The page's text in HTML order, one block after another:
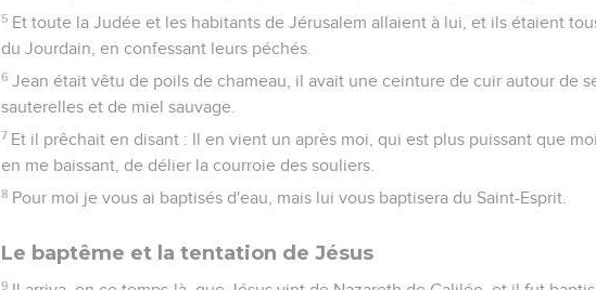
5 Et toute la Judée et les habitants de Jérusalem allaient à lui, et ils étaient
du Jourdain, en confessant leurs péchés.
6 Jean était vêtu de poils de chameau, il avait une ceinture de cuir autour de
sauterelles et de miel sauvage.
7 Et il prêchait en disant : Il en vient un après moi, qui est plus puissant que
en me baissant, de délier la courroie des souliers.
8 Pour moi je vous ai baptisés d'eau, mais lui vous baptisera du Saint-Esprit.
Le baptême et la tentation de Jésus
9